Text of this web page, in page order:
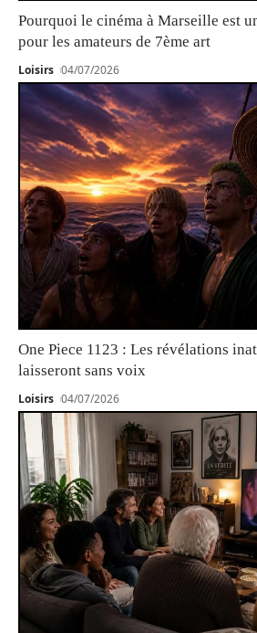
Pourquoi le cinéma à Marseille est
pour les amateurs de 7ème art
Loisirs 04/07/2026
One Piece 1123 : Les révélations
laisseront sans voix
Loisirs 04/07/2026